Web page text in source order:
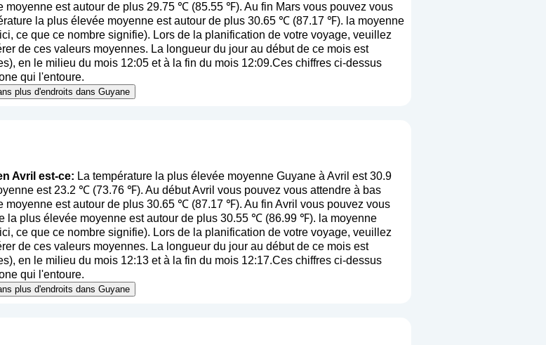
moyenne est autour de plus 29.75 ℃ (85.55 ℉). Au fin Mars vous pouvez vous
la plus élevée moyenne est autour de plus 30.65 ℃ (87.17 ℉). la moyenne
ce que ce nombre signifie). Lors de la planification de votre voyage, veuillez
de ces valeurs moyennes. La longueur du jour au début de ce mois est
en le milieu du mois 12:05 et à la fin du mois 12:09.Ces chiffres ci-dessus
qui l'entoure.
plus d'endroits dans Guyane
Avril est-ce: La température la plus élevée moyenne Guyane à Avril est 30.9
est 23.2 ℃ (73.76 ℉). Au début Avril vous pouvez vous attendre à bas
moyenne est autour de plus 30.65 ℃ (87.17 ℉). Au fin Avril vous pouvez vous
la plus élevée moyenne est autour de plus 30.55 ℃ (86.99 ℉). la moyenne
ce que ce nombre signifie). Lors de la planification de votre voyage, veuillez
de ces valeurs moyennes. La longueur du jour au début de ce mois est
en le milieu du mois 12:13 et à la fin du mois 12:17.Ces chiffres ci-dessus
qui l'entoure.
plus d'endroits dans Guyane